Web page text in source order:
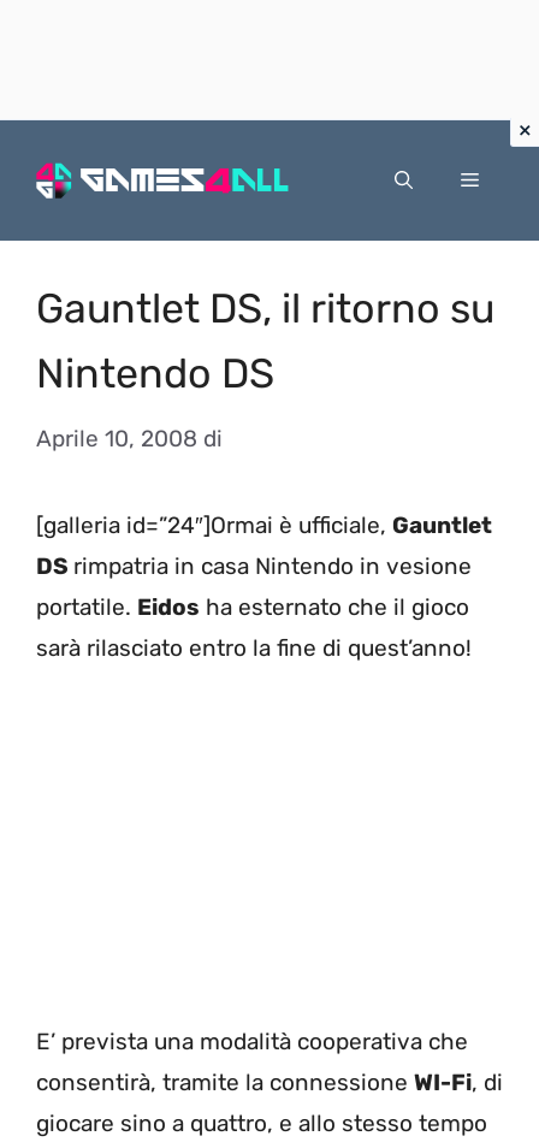
Menu
Gauntlet DS, il ritorno su
Nintendo DS
Aprile 10, 2008 di
[galleria id=”24″]Ormai è ufficiale, Gauntlet
DS rimpatria in casa Nintendo in vesione
portatile. Eidos ha esternato che il gioco
sarà rilasciato entro la fine di quest’anno!
E’ prevista una modalità cooperativa che
consentirà, tramite la connessione WI-Fi, di
giocare sino a quattro, e allo stesso tempo